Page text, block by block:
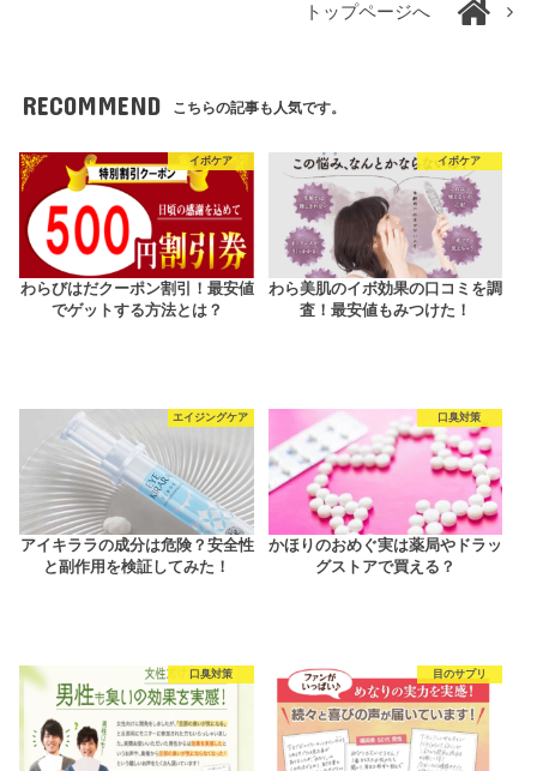
トップページへ
RECOMMEND こちらの記事も人気です。
イボケア
わらびはだクーポン割引！最安値
でゲットする方法とは？
イボケア
わら美肌のイボ効果の口コミを調
査！最安値もみつけた！
エイジングケア
アイキララの成分は危険？安全性
と副作用を検証してみた！
口臭対策
かほりのおめぐ実は薬局やドラッ
グストアで買える？
口臭対策 目のサプリ